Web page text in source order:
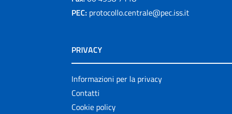
PEC: protocollo.centrale@pec.iss.it
PRIVACY
Informazioni per la privacy
Contatti
Cookie policy